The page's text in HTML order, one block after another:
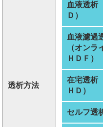
透析方法
血液透析
Ｄ）
血液濾過
（オンラ
ＨＤＦ）
在宅透析
ＨＤ）
セルフ透